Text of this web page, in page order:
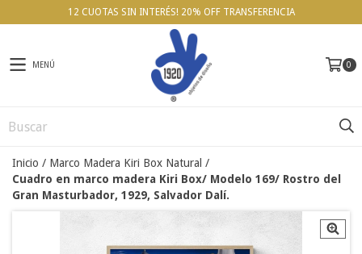
12 CUOTAS SIN INTERÉS! 20% OFF TRANSFERENCIA
MENÚ 0
Inicio / Marco Madera Kiri Box Natural /
Cuadro en marco madera Kiri Box/ Modelo 169/ Rostro del
Gran Masturbador, 1929, Salvador Dalí.